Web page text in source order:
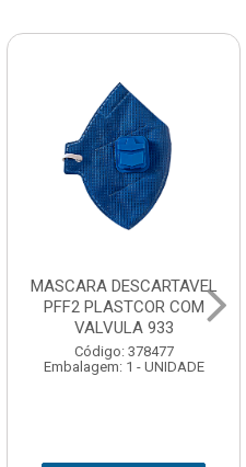
MASCARA DESCARTAVEL
PFF2 PLASTCOR COM
VALVULA 933
Código: 378477
Embalagem: 1 - UNIDADE